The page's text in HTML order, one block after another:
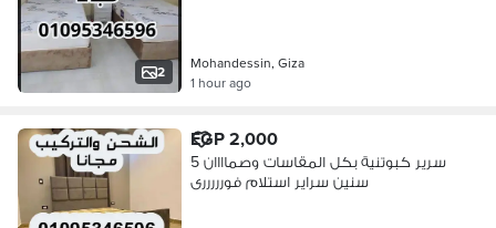
2
Mohandessin, Giza
1 hour ago
EGP 2,000
سرير كبوتنية بكل المقاسات وصماااان 5
سنين سراير استلام فورررررى